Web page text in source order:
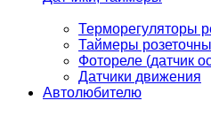
Терморегуляторы
Таймеры
Фотореле (датчик
Датчики движения
Автолюбителю